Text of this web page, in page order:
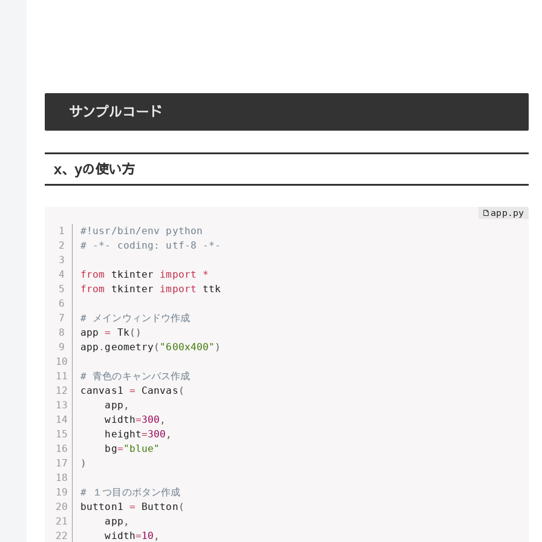
サンプルコード
x、yの使い方
#!usr/bin/env python
# -*- coding: utf-8 -*-
from tkinter import
*
from tkinter import ttk
# メインウィンドウ作成
app = Tk( )
app . geometry ( "600x400" )
# 青色のキャンバス作成
canvas1 = Canvas (
    app
,
    width
=300 ,
    height
=300 ,
    bg
="blue"
)
# １つ目のボタン作成
button1 = Button (
    app
,
    width
=10 ,